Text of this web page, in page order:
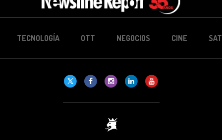
TECNOLOGÍA OTT NEGOCIOS CINE